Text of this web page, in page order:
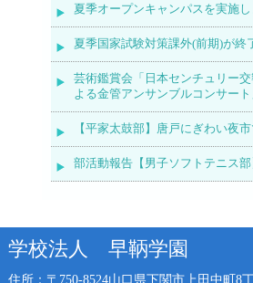
夏季オープンキャンパスを実施
夏季国家試験対策課外(前期)が終
芸術鑑賞会「日本センチュリー
よる金管アンサンブルコンサート
【平家太鼓部】唐戸にぎわい夜
部活動報告【男子ソフトテニス部
学校法人 早鞆学園
住所：〒750-8524山口県下関市上田中町8